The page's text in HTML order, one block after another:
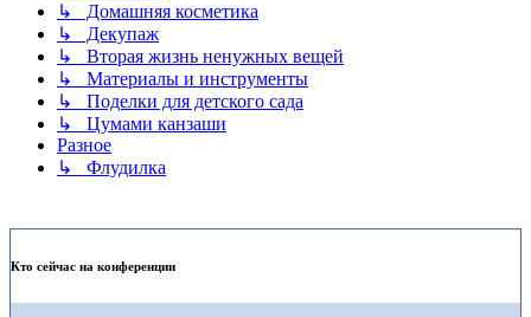
↳ Домашняя косметика
↳ Декупаж
↳ Вторая жизнь ненужных вещей
↳ Материалы и инструменты
↳ Поделки для детского сада
↳ Цумами канзаши
Разное
↳ Флудилка
Кто сейчас на конференции